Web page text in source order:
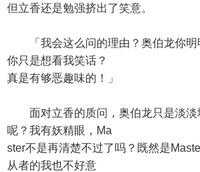
但立香还是勉强挤出了笑意。
「我会这么问的理由？奥伯龙你明
你只是想看我笑话？
真是有够恶趣味的！」
面对立香的质问，奥伯龙只是淡淡
呢？我有妖精眼，Ma
ster不是再清楚不过了吗？既然是
从者的我也不好意